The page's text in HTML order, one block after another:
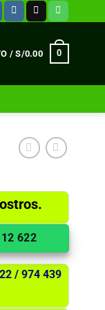
/S/0.00 0
622
/ 974 439